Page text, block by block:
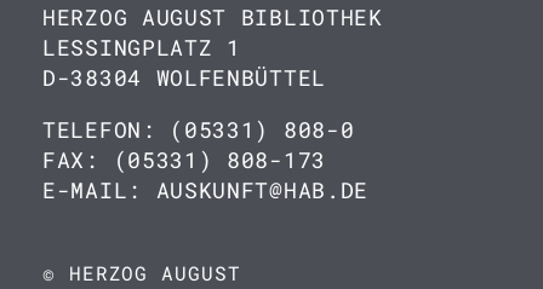
HERZOG AUGUST BIBLIOTHEK
LESSINGPLATZ 1
D-38304 WOLFENBÜTTEL
TELEFON: (05331) 808-0
FAX: (05331) 808-173
E-MAIL: AUSKUNFT@HAB.DE
© HERZOG AUGUST